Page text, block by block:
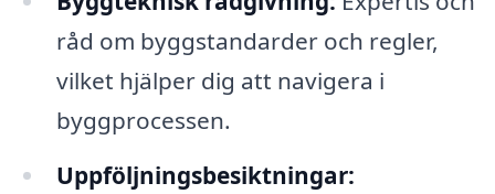
råd om byggstandarder och regler,
vilket hjälper dig att navigera i
byggprocessen.
Uppföljningsbesiktningar: